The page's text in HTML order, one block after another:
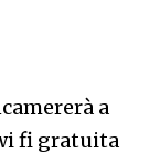
a
fi gratuita